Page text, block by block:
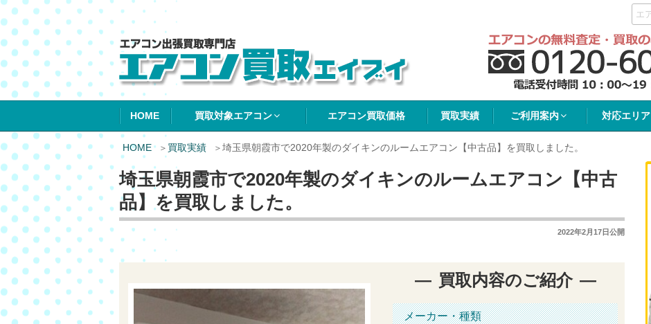
エアコン買取エイブイ
HOME 買取対象エアコン エアコン買取価格 買取実績 ご利用案内 対応エリア
HOME 買取実績 埼玉県朝霞市で2020年製のダイキンのルームエアコン【中古品】を買取しました。
埼玉県朝霞市で2020年製のダイキンのルームエアコン【中古
品】を買取しました。
2022年2月17日公開
買取内容のご紹介
メーカー・種類